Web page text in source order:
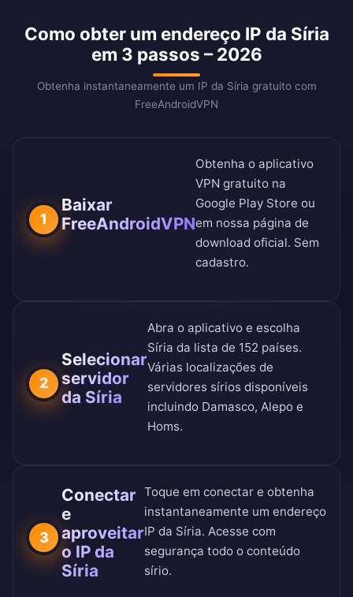
Como obter um endereço IP da Síria
em 3 passos – 2026
Obtenha instantaneamente um IP da Síria gratuito com
FreeAndroidVPN
1
Baixar
FreeAndroidVPN
Obtenha o aplicativo
VPN gratuito na
Google Play Store ou
em nossa página de
download oficial. Sem
cadastro.
2
Selecionar
servidor
da Síria
Abra o aplicativo e escolha
Síria da lista de 152 países.
Várias localizações de
servidores sírios disponíveis
incluindo Damasco, Alepo e
Homs.
3
Conectar
e
aproveitar
o IP da
Síria
Toque em conectar e obtenha
instantaneamente um endereço
IP da Síria. Acesse com
segurança todo o conteúdo
sírio.